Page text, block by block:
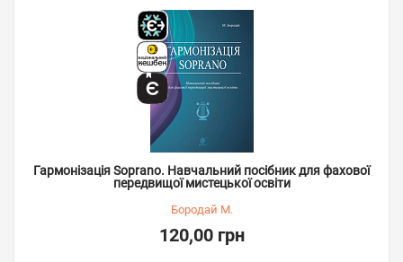
Гармонізація Soprano. Навчальний посібник для фахової
передвищої мистецької освіти
Бородай М.
120,00 грн